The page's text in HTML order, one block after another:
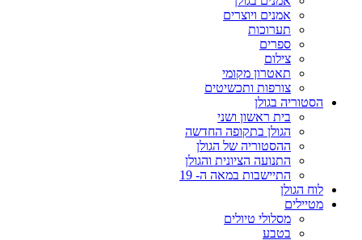
אמנים ויוצרים
תערוכות
ספרים
צילום
תאטרון מקומי
צורפות ותכשיטים
הסטוריה בגולן
בית ראשון ושני
הגולן בתקופה החדשה
ההסטוריה של הגולן
התנועה הציונית והגולן
התיישבות במאה ה- 19
לוח הגולן
מטיילים
מסלולי טיולים
בטבע